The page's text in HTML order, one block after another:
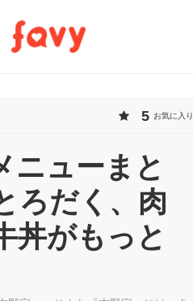
5 お気に入り
ニューまと
ろだく、肉
丼がもっと